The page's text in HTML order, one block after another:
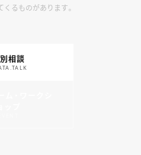
くるものがあります。
相談